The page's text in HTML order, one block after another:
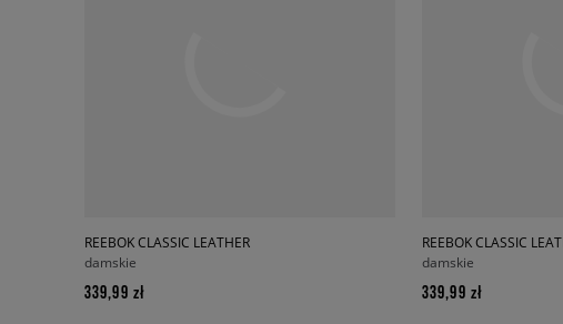
REEBOK CLASSIC LEATHER
damskie
339,99 zł
REEBOK CLASSIC
damskie
339,99 zł